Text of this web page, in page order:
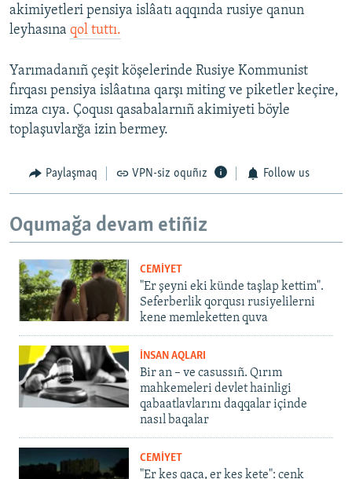
akimiyetleri pensiya islâatı aqqında rusiye qanun
leyhasına qol tuttı.
Yarımadanıñ çeşit köşelerinde Rusiye Kommunist
fırqası pensiya islâatına qarşı miting ve piketler keçire,
imza cıya. Çoqusı qasabalarnıñ akimiyeti böyle
toplaşuvlarğa izin bermey.
Paylaşmaq VPN-siz oquñız Follow us
Oqumağa devam etiñiz
CEMİYET
"Er şeyni eki künde taşlap kettim".
Seferberlik qorqusı rusiyelilerni
kene memleketten quva
İNSAN AQLARI
Bir an – ve casussıñ. Qırım
mahkemeleri devlet hainligi
qabaatlavlarını daqqalar içinde
nasıl baqalar
CEMİYET
"Er kes qaça, er kes kete": cenk